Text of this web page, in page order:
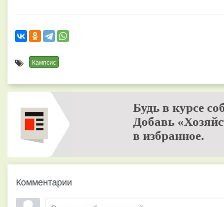
Кампсис
Будь в курсе
Добавь
в избранное.
Комментарии